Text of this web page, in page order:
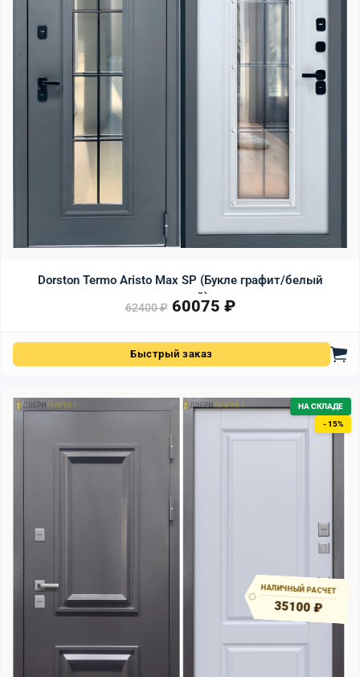
Dorston Termo Aristo Max SP (Букле графит/белый
матовый)
62400₽ Первоначальная цена
60075 ₽
Текущая цена: 60075 ₽.
Быстрый заказ
НА СКЛАДЕ
- 15%
НАЛИЧНЫЙ РАСЧЕТ
35100 ₽